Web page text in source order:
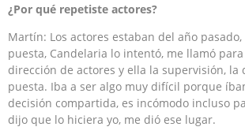
¿Por qué repetiste actores?
Martín: Los actores estaban del año
puesta, Candelaria lo intentó, me llamó
dirección de actores y ella la supervisión, la
puesta. Iba a ser algo muy difícil porque
decisión compartida, es incómodo incluso
dijo que lo hiciera yo, me dió ese lugar.